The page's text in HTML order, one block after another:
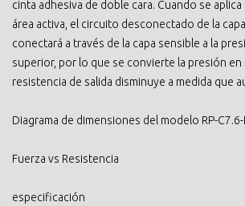
cinta adhesiva de doble cara. Cuando se
área activa, el circuito desconectado de la
conectará a través de la capa sensible a la
superior, por lo que se convierte la presión en
resistencia de salida disminuye a medida que
Diagrama de dimensiones del modelo RP-C7.6-
Fuerza vs Resistencia
especificación